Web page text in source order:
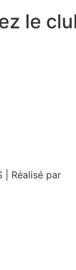
le
| Réalisé par